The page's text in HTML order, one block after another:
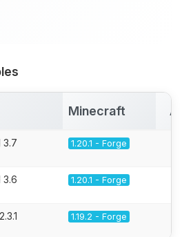
Minecraft
3.7 1.20.1 - Forge
3.6 1.20.1 - Forge
1.19.2 - Forge